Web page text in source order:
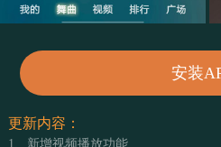
安装
更新内容：
1、新增视频播放功能